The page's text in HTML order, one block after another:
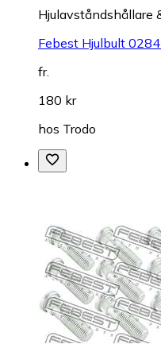
Hjulavståndshållare
Febest Hjulbult
fr.
180 kr
hos Trodo